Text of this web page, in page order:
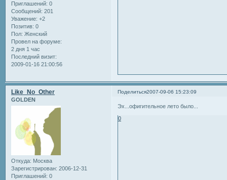
Приглашений: 0
Сообщений: 201
Уважение: +2
Позитив: 0
Пол: Женский
Провел на форуме:
2 дня 1 час
Последний визит:
2009-01-16 21:00:56
Поделиться2007-09-06 15:23:09
Like_No_Other
GOLDEN
Откуда: Москва
Зарегистрирован: 2006-12-31
Приглашений: 0
Эх...офигительное лето было...
0